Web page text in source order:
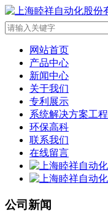
网站首页
产品中心
新闻中心
关于我们
专利展示
系统解决方案工程
环保高科
联系我们
在线留言
公司新闻